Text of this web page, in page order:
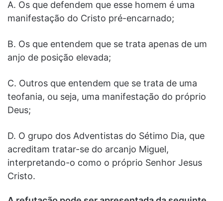
A. Os que defendem que esse homem é uma
manifestação do Cristo pré-encarnado;
B. Os que entendem que se trata apenas de um
anjo de posição elevada;
C. Outros que entendem que se trata de uma
teofania, ou seja, uma manifestação do próprio
Deus;
D. O grupo dos Adventistas do Sétimo Dia, que
acreditam tratar-se do arcanjo Miguel,
interpretando-o como o próprio Senhor Jesus
Cristo.